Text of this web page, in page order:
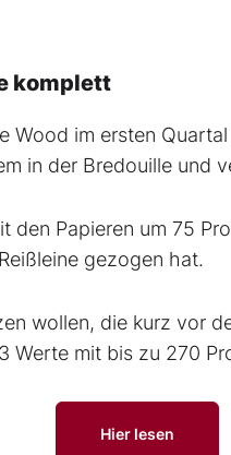
komplett
Wood im ersten
in der Bredouille und
den Papieren um 75
gezogen hat.
wollen, die kurz vor
Werte mit bis zu 270
Hier lesen